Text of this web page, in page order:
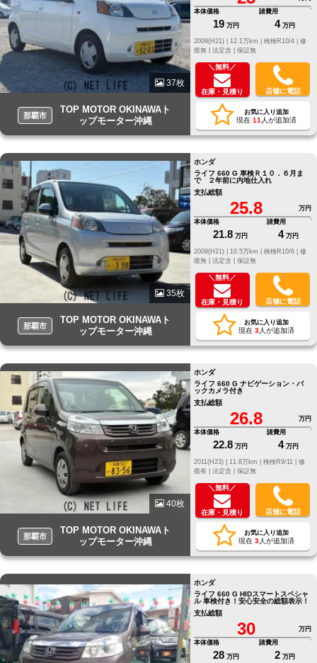
37枚
那覇市
TOP MOTOR OKINAWAト
ップモーター沖縄
本体価格
19 万円
諸費用
4 万円
修
復無 | 法定含 | 保証無
＼無料／
在庫・見積り 店舗に電話
お気に入り追加
現在 11 人が追加済
35枚
那覇市
TOP MOTOR OKINAWAト
ップモーター沖縄
ホンダ
ライフ 660 G 車検Ｒ１０．６月ま
で ２年前に内地仕入れ
支払総額
25.8
万円
本体価格
21.8 万円
諸費用
4 万円
修
復無 | 法定含 | 保証無
＼無料／
在庫・見積り 店舗に電話
お気に入り追加
現在 3人が追加済
40枚
那覇市
TOP MOTOR OKINAWAト
ップモーター沖縄
ホンダ
ライフ 660 G ナビゲーション・バ
ックカメラ付き
支払総額
26.8
万円
本体価格
22.8 万円
諸費用
4 万円
修
復有 | 法定含 | 保証無
＼無料／
在庫・見積り 店舗に電話
お気に入り追加
現在 3人が追加済
ホンダ
ライフ 660 G HIDスマートスペシャ
ル 車検付き！安心安全の総額表示！
支払総額
30
万円
本体価格
28 万円
諸費用
2 万円